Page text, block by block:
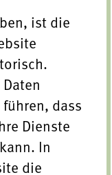
ist die
dass
Dienste
In
die